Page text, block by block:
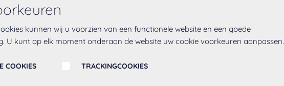
kunnen wij u voorzien van een functionele website en een goede
U kunt op elk moment onderaan de website uw cookie voorkeuren aanpassen.
COOKIES TRACKINGCOOKIES